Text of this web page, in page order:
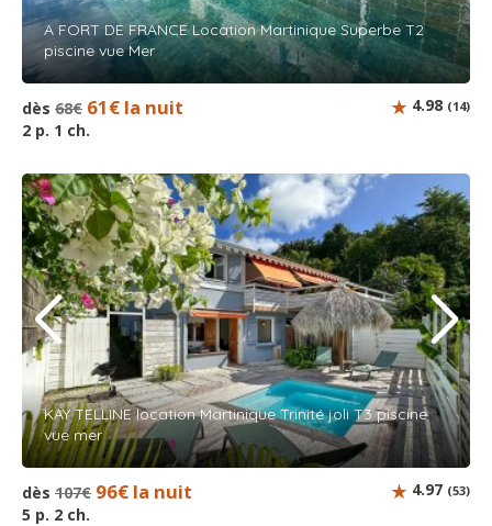
A FORT DE FRANCE Location Martinique Superbe T2
piscine vue Mer
dès 68€ 61€ la nuit
2 p. 1 ch.
4.98 (14)
KAY TELLINE location Martinique Trinité joli T3 piscine
vue mer
dès 107€ 96€ la nuit
5 p. 2 ch.
4.97 (53)